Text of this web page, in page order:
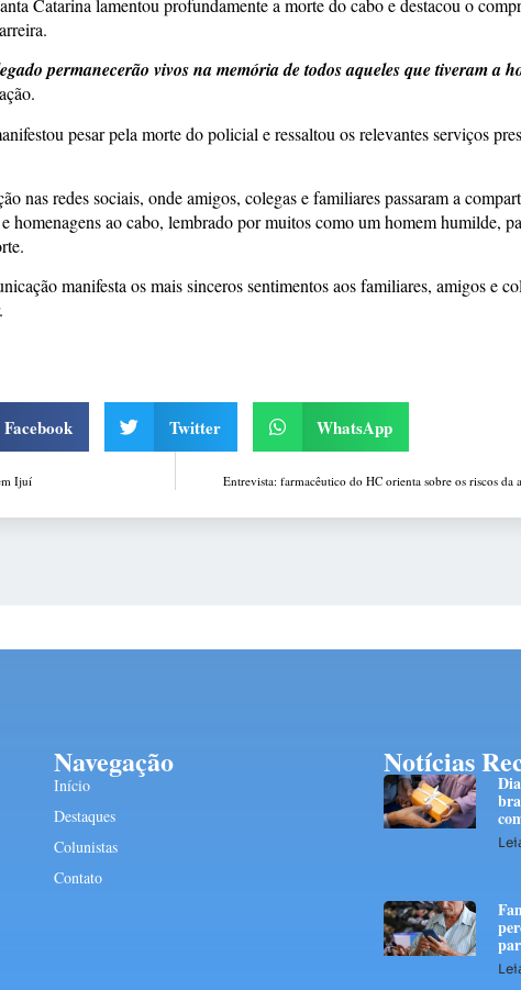
Catarina lamentou profundamente a morte do cabo e destacou o
permanecerão vivos na memória de todos aqueles que tiveram a
pesar pela morte do policial e ressaltou os relevantes serviços
nas redes sociais, onde amigos, colegas e familiares passaram a
homenagens ao cabo, lembrado por muitos como um homem humilde,
manifesta os mais sinceros sentimentos aos familiares, amigos e
Facebook Twitter WhatsApp
Ijuí Entrevista: farmacêutico do HC orienta sobre os riscos da
Navegação
Início
Destaques
Colunistas
Contato
Notícias